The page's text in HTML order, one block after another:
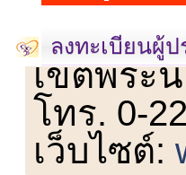
ลงทะเบียนผู้
เลขที่
เขตพระ
โทร. 0-
เว็บไซต์: